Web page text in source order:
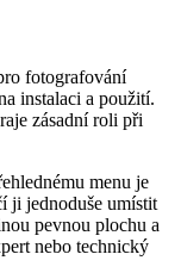
fotografování
instalaci a použití.
zásadní roli při
menu je
ji jednoduše umístit
pevnou plochu a
nebo technický